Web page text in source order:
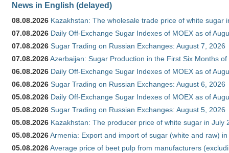
News in English (delayed)
08.08.2026 Kazakhstan: The wholesale trade price of white sugar
07.08.2026 Daily Off-Exchange Sugar Indexes of MOEX as of
07.08.2026 Sugar Trading on Russian Exchanges: August 7, 2026
07.08.2026Azerbaijan: Sugar Production in the First Six Months of
06.08.2026 Daily Off-Exchange Sugar Indexes of MOEX as of
06.08.2026 Sugar Trading on Russian Exchanges: August 6, 2026
05.08.2026 Daily Off-Exchange Sugar Indexes of MOEX as of
05.08.2026 Sugar Trading on Russian Exchanges: August 5, 2026
05.08.2026 Kazakhstan: The producer price of white sugar in July
05.08.2026Armenia: Export and import of sugar (white and raw)
05.08.2026Average price of beet pulp from manufacturers